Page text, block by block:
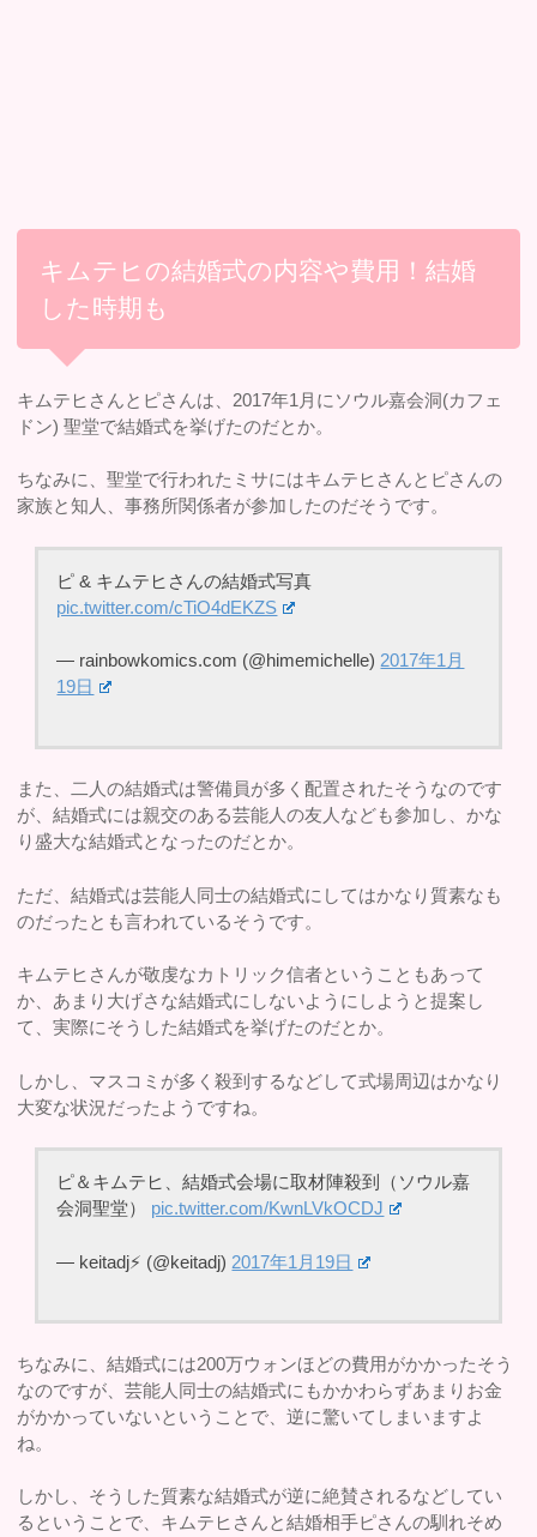
キムテヒの結婚式の内容や費用！結婚
した時期も
キムテヒさんとピさんは、2017年1月にソウル嘉会洞(カフェ
ドン) 聖堂で結婚式を挙げたのだとか。
ちなみに、聖堂で行われたミサにはキムテヒさんとピさんの
家族と知人、事務所関係者が参加したのだそうです。
ピ & キムテヒさんの結婚式写真
pic.twitter.com/cTiO4dEKZS
— rainbowkomics.com (@himemichelle) 2017年1月
19日
また、二人の結婚式は警備員が多く配置されたそうなのです
が、結婚式には親交のある芸能人の友人なども参加し、かな
り盛大な結婚式となったのだとか。
ただ、結婚式は芸能人同士の結婚式にしてはかなり質素なも
のだったとも言われているそうです。
キムテヒさんが敬虔なカトリック信者ということもあって
か、あまり大げさな結婚式にしないようにしようと提案し
て、実際にそうした結婚式を挙げたのだとか。
しかし、マスコミが多く殺到するなどして式場周辺はかなり
大変な状況だったようですね。
ピ＆キムテヒ、結婚式会場に取材陣殺到（ソウル嘉
会洞聖堂） pic.twitter.com/KwnLVkOCDJ
— keitadj⚡️ (@keitadj) 2017年1月19日
ちなみに、結婚式には200万ウォンほどの費用がかかったそう
なのですが、芸能人同士の結婚式にもかかわらずあまりお金
がかかっていないということで、逆に驚いてしまいますよ
ね。
しかし、そうした質素な結婚式が逆に絶賛されるなどしてい
るということで、キムテヒさんと結婚相手ピさんの馴れそめ